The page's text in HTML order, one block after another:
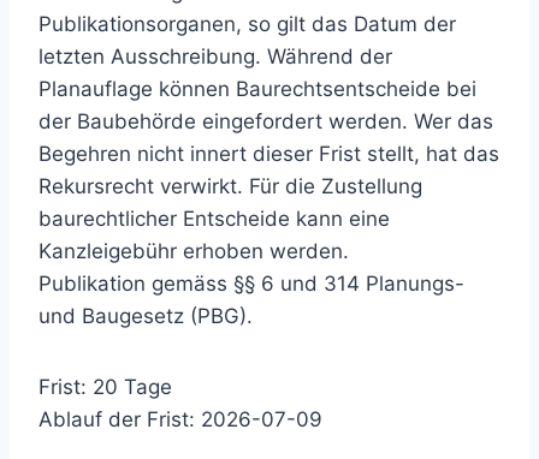
Publikationsorganen, so gilt das Datum der
letzten Ausschreibung. Während der
Planauflage können Baurechtsentscheide bei
der Baubehörde eingefordert werden. Wer das
Begehren nicht innert dieser Frist stellt, hat das
Rekursrecht verwirkt. Für die Zustellung
baurechtlicher Entscheide kann eine
Kanzleigebühr erhoben werden.
Publikation gemäss §§ 6 und 314 Planungs-
und Baugesetz (PBG).
Frist: 20 Tage
Ablauf der Frist: 2026-07-09